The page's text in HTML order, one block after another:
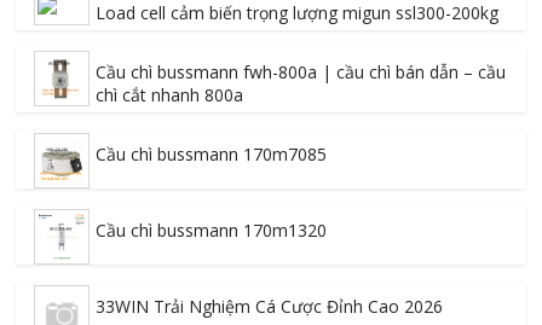
Load cell cảm biến trọng lượng migun ssl300-200kg
Cầu chì bussmann fwh-800a | cầu chì bán dẫn – cầu
chì cắt nhanh 800a
Cầu chì bussmann 170m7085
Cầu chì bussmann 170m1320
33WIN Trải Nghiệm Cá Cược Đỉnh Cao 2026